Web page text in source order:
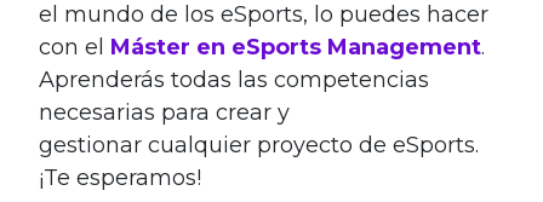
el mundo de los eSports, lo puedes hacer
con el Máster en eSports Management.
Aprenderás todas las competencias
necesarias para crear y
gestionar cualquier proyecto de eSports.
¡Te esperamos!